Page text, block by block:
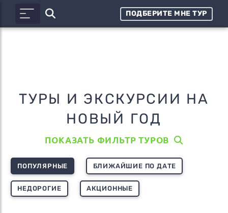
ПОДБЕРИТЕ МНЕ ТУР
ТУРЫ И ЭКСКУРСИИ НА
НОВЫЙ ГОД
ПОКАЗАТЬ ФИЛЬТР ТУРОВ
ПОПУЛЯРНЫЕ БЛИЖАЙШИЕ ПО ДАТЕ
НЕДОРОГИЕ АКЦИОННЫЕ